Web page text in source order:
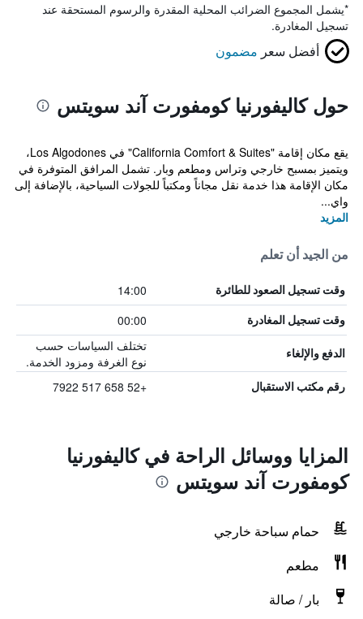
*يشمل المجموع الضرائب المحلية المقدرة والرسوم المستحقة عند
تسجيل المغادرة.
أفضل سعر مضمون
حول كاليفورنيا كومفورت آند سويتس
يقع مكان إقامة "California Comfort & Suites" في Los Algodones،
ويتميز بمسبح خارجي وتراس ومطعم وبار. تشمل المرافق المتوفرة في
مكان الإقامة هذا خدمة نقل مجاناً ومكتباً للجولات السياحية، بالإضافة إلى
واي...
المزيد
من الجيد أن تعلم
وقت تسجيل الصعود للطائرة 14:00
وقت تسجيل المغادرة 00:00
الدفع والإلغاء
تختلف السياسات حسب
نوع الغرفة ومزود الخدمة.
رقم مكتب الاستقبال +52 658 517 7922
المزايا ووسائل الراحة في كاليفورنيا
كومفورت آند سويتس
حمام سباحة خارجي
مطعم
بار / صالة